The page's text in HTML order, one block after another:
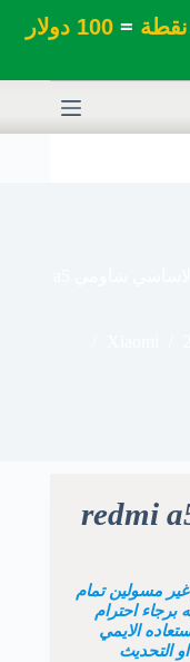
=100 دولار
redmi
مسولين تمام
احترام
الايمي
التحديث